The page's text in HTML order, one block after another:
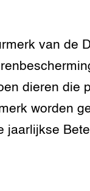
van de
dieren die
worden
jaarlijkse